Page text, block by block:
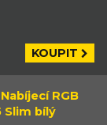
KOUPIT
RGB
Slim bílý